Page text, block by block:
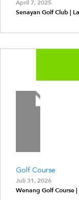
April 7, 2025
Senayan Golf Club |
Golf Course
Juli 31, 2026
Wenang Golf Course